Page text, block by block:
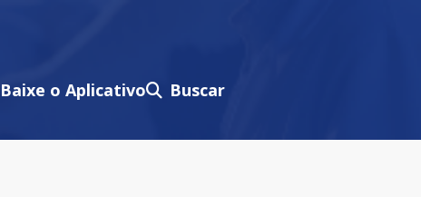
Baixe o Aplicativo Buscar